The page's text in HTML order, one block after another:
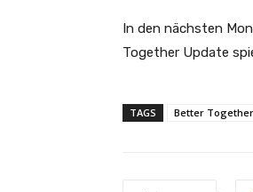
In den nächsten
Together Update
TAGS Better Together